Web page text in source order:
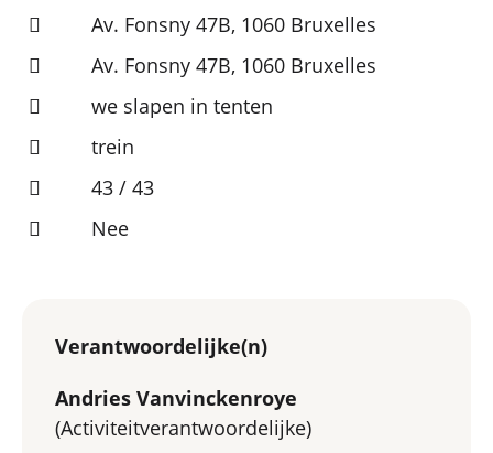
Av. Fonsny 47B, 1060 Bruxelles
Av. Fonsny 47B, 1060 Bruxelles
we slapen in tenten
trein
43 / 43
Nee
Verantwoordelijke(n)
Andries Vanvinckenroye
(Activiteitverantwoordelijke)